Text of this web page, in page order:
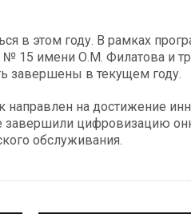
в этом году. В рамках
15 имени О.М. Филатова и
завершены в текущем году.
на достижение
цифровизацию
обслуживания.